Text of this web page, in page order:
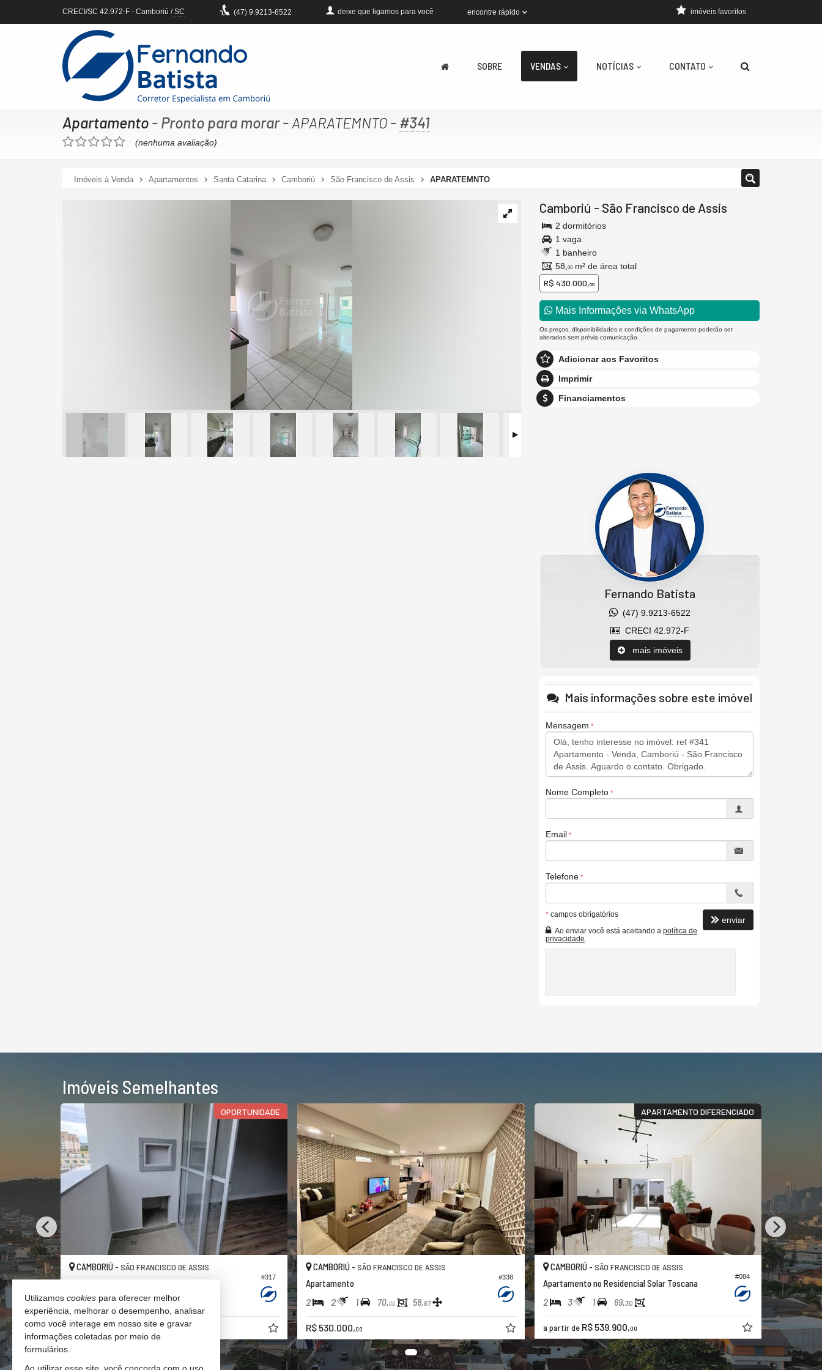
CRECI/SC 42.972-F - Camboriú /SC (47) 9.9213-6522 deixe que ligamos para você encontre rápido imóveis favoritos
SOBRE VENDAS NOTÍCIAS CONTATO
Apartamento - Pronto para morar- APARATEMNTO - #341
(nenhuma avaliação)
Imóveis à Venda Apartamentos Santa Catarina Camboriú São Francisco de Assis APARATEMNTO
Camboriú - São Francisco de Assis
2 dormitórios
1 vaga
1 banheiro
58, 00 m² de área total
R$ 430.000,00
Mais Informações via WhatsApp
Os preços, disponibilidades e condições de pagamento poderão ser
alterados sem prévia comunicação.
Adicionar aos Favoritos
Imprimir
Financiamentos
Fernando Batista
(47) 9.9213-6522
CRECI 42.972-F
mais imóveis
Mais informações sobre este imóvel
Mensagem
Nome Completo
Email
Telefone
* campos obrigatórios
Ao enviar você está aceitando a política de
privacidade
enviar
Imóveis Semelhantes
#175
OPORTUNIDADE
#317
CAMBORIÚ - SÃO FRANCISCO DE ASSIS
2 2 1 54,
R$ 499.000,00
#338
CAMBORIÚ -SÃO FRANCISCO DE ASSIS
Apartamento
2 2 1 70,00 58,67
R$ 530.000,00
APARTAMENTO DIFERENCIADO
#084
CAMBORIÚ - SÃO FRANCISCO DE ASSIS
Apartamento no Residencial Solar Toscana
2 3 1 69,30
a partir de R$ 539.900,00
2 2
R$
Utilizamos cookies para oferecer melhor
experiência, melhorar o desempenho, analisar
como você interage em nosso site e gravar
informações coletadas por meio de
formulários.